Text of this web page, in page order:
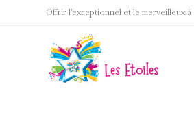
Offrir l'exceptionnel et le merveilleux à